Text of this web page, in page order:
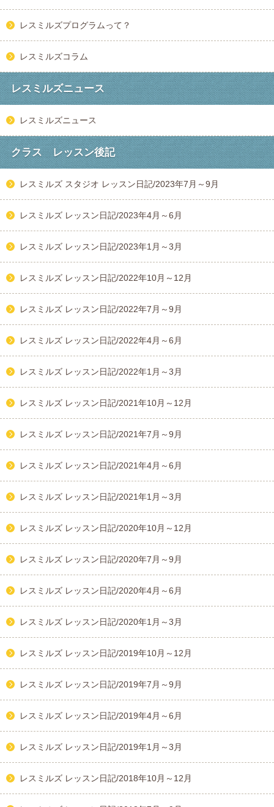
レスミルズプログラムって？
レスミルズコラム
レスミルズニュース
レスミルズニュース
クラス レッスン後記
レスミルズ スタジオ レッスン日記/2023年7月～9月
レスミルズ レッスン日記/2023年4月～6月
レスミルズ レッスン日記/2023年1月～3月
レスミルズ レッスン日記/2022年10月～12月
レスミルズ レッスン日記/2022年7月～9月
レスミルズ レッスン日記/2022年4月～6月
レスミルズ レッスン日記/2022年1月～3月
レスミルズ レッスン日記/2021年10月～12月
レスミルズ レッスン日記/2021年7月～9月
レスミルズ レッスン日記/2021年4月～6月
レスミルズ レッスン日記/2021年1月～3月
レスミルズ レッスン日記/2020年10月～12月
レスミルズ レッスン日記/2020年7月～9月
レスミルズ レッスン日記/2020年4月～6月
レスミルズ レッスン日記/2020年1月～3月
レスミルズ レッスン日記/2019年10月～12月
レスミルズ レッスン日記/2019年7月～9月
レスミルズ レッスン日記/2019年4月～6月
レスミルズ レッスン日記/2019年1月～3月
レスミルズ レッスン日記/2018年10月～12月